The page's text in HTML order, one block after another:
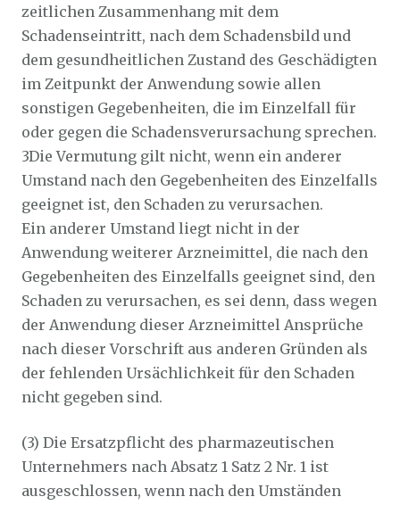
zeitlichen Zusammenhang mit dem
Schadenseintritt, nach dem Schadensbild und
dem gesundheitlichen Zustand des Geschädigten
im Zeitpunkt der Anwendung sowie allen
sonstigen Gegebenheiten, die im Einzelfall für
oder gegen die Schadensverursachung sprechen.
3Die Vermutung gilt nicht, wenn ein anderer
Umstand nach den Gegebenheiten des Einzelfalls
geeignet ist, den Schaden zu verursachen.
Ein anderer Umstand liegt nicht in der
Anwendung weiterer Arzneimittel, die nach den
Gegebenheiten des Einzelfalls geeignet sind, den
Schaden zu verursachen, es sei denn, dass wegen
der Anwendung dieser Arzneimittel Ansprüche
nach dieser Vorschrift aus anderen Gründen als
der fehlenden Ursächlichkeit für den Schaden
nicht gegeben sind.
(3) Die Ersatzpflicht des pharmazeutischen
Unternehmers nach Absatz 1 Satz 2 Nr. 1 ist
ausgeschlossen, wenn nach den Umständen